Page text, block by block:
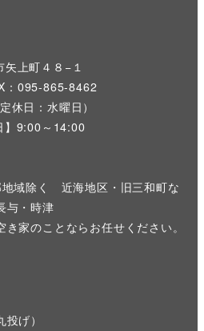
上町４８−１
：095-865-8462
休日：水曜日）
】9:00～14:00
域除く 近海地区・旧三和町な
与・時津
家のことならお任せください。
げ）